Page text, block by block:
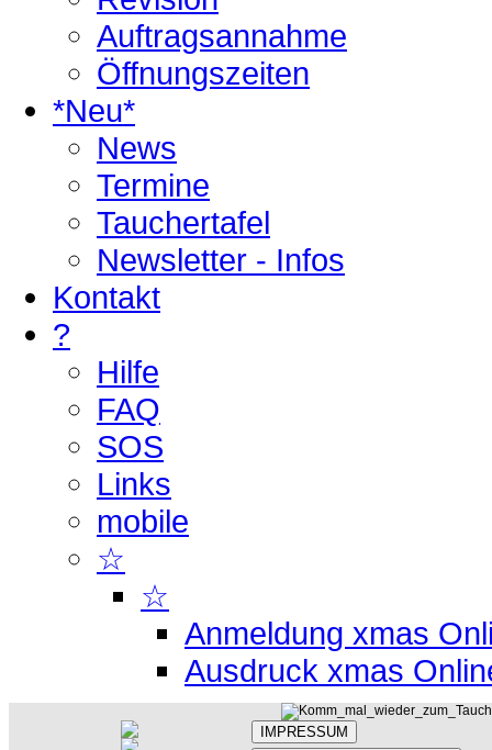
Auftragsannahme
Öffnungszeiten
*Neu*
News
Termine
Tauchertafel
Newsletter - Infos
Kontakt
?
Hilfe
FAQ
SOS
Links
mobile
☆
☆
Anmeldung xmas
Ausdruck xmas
IMPRESSUM